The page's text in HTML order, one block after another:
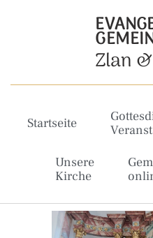
Zlan
Startseite
Unsere
Kirche